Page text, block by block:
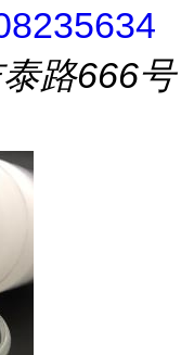
路666号